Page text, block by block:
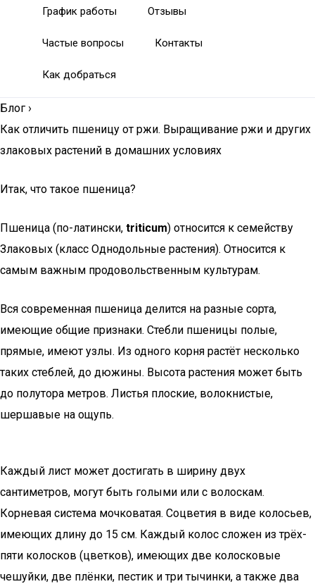
График работы Отзывы
Частые вопросы Контакты
Как добраться
Блог ›
Как отличить пшеницу от ржи. Выращивание ржи и других
злаковых растений в домашних условиях
Итак, что такое пшеница?
Пшеница (по-латински, triticum) относится к семейству
Злаковых (класс Однодольные растения). Относится к
самым важным продовольственным культурам.
Вся современная пшеница делится на разные сорта,
имеющие общие признаки. Стебли пшеницы полые,
прямые, имеют узлы. Из одного корня растёт несколько
таких стеблей, до дюжины. Высота растения может быть
до полутора метров. Листья плоские, волокнистые,
шершавые на ощупь.
Каждый лист может достигать в ширину двух
сантиметров, могут быть голыми или с волоскам.
Корневая система мочковатая. Соцветия в виде колосьев,
имеющих длину до 15 см. Каждый колос сложен из трёх-
пяти колосков (цветков), имеющих две колосковые
чешуйки, две плёнки, пестик и три тычинки, а также два